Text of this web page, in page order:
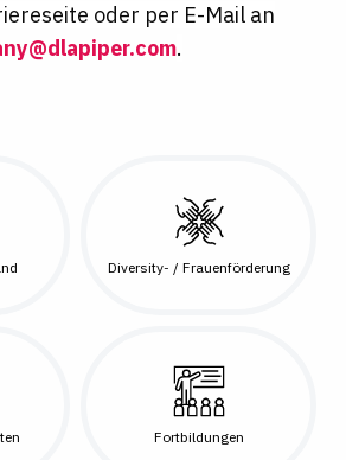
oder per E-Mail an
.
Diversity- / Frauenförderung
Fortbildungen